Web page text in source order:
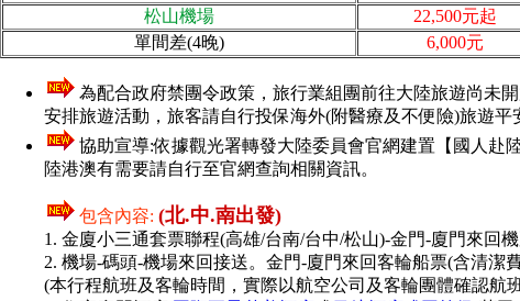
松山機場
22,500元起
單間差(4晚)
6,000元
為配合政府禁團令政策，旅行業組團前往大陸旅遊尚未
安排旅遊活動， 旅客請自行投保海外(附醫療及不便險)旅遊平
協助宣導:依據觀光署轉發大陸委員會官網建置【國人赴
陸港澳有需要請自行至官網查詢相關資訊。
包含內容: (北.中.南出發)
1. 金廈小三通套票聯程(高雄/台南/台中/松山)-金門-廈門來回機
2. 機場-碼頭-機場來回接送。金門-廈門來回客輪船票(含清潔費
(本行程航班及客輪時間，實際以航空公司及客輪團體確認航